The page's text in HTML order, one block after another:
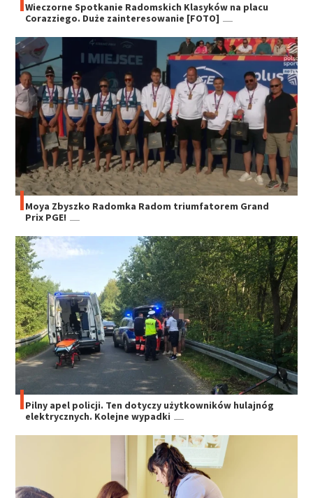
Wieczorne Spotkanie Radomskich Klasyków na placu
Corazziego. Duże zainteresowanie [FOTO]
Moya Zbyszko Radomka Radom triumfatorem Grand
Prix PGE!
Pilny apel policji. Ten dotyczy użytkowników hulajnóg
elektrycznych. Kolejne wypadki